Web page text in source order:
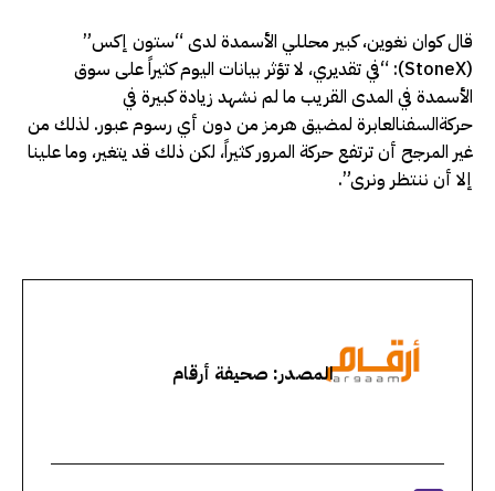
قال كوان نغوين، كبير محللي الأسمدة لدى “ستون إكس”
(StoneX): “في تقديري، لا تؤثر بيانات اليوم كثيراً على سوق
الأسمدة في المدى القريب ما لم نشهد زيادة كبيرة في
حركةالسفنالعابرة لمضيق هرمز من دون أي رسوم عبور. لذلك من
غير المرجح أن ترتفع حركة المرور كثيراً، لكن ذلك قد يتغير، وما علينا
إلا أن ننتظر ونرى”.
المصدر: صحيفة أرقام